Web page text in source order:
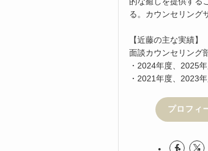
る。カウンセリング
【近藤の主な実績】
面談カウンセリング
・2024年度、2025
・2021年度、2023
プロフィ